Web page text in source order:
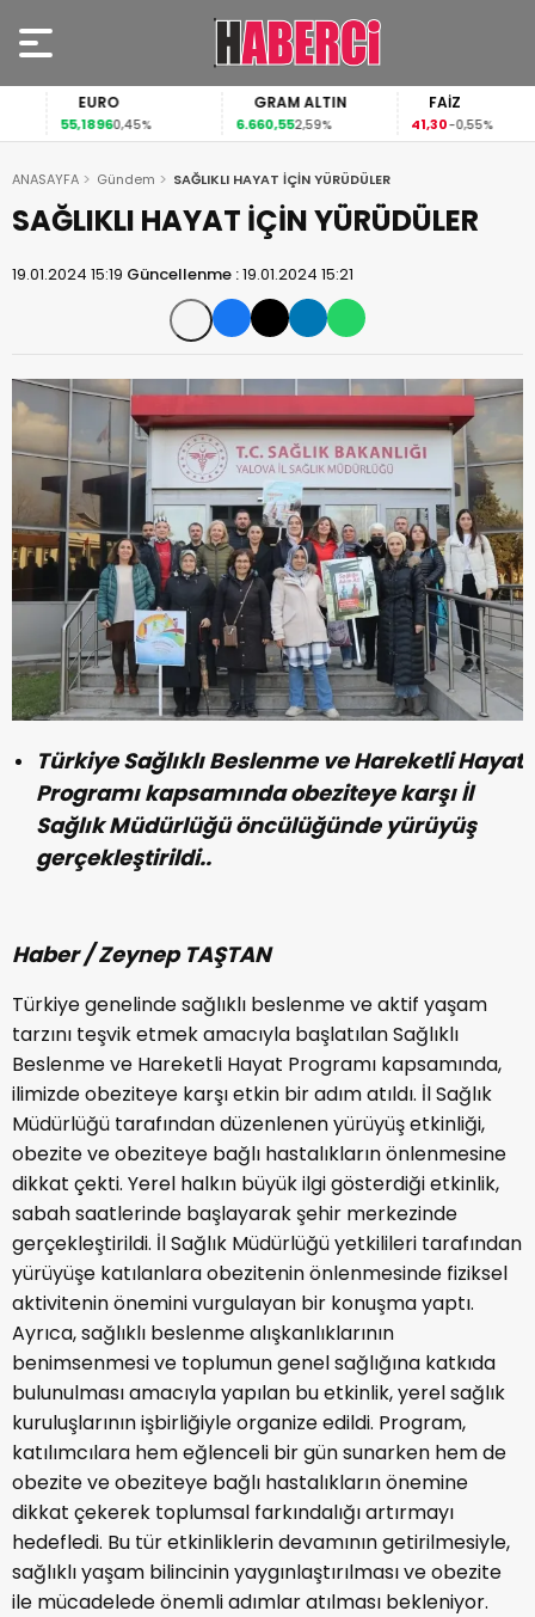
EURO
55,18960,45%
GRAM ALTIN
6.660,552,59%
FAİZ
41,30-0,55%
ANASAYFA Gündem SAĞLIKLI HAYAT İÇİN YÜRÜDÜLER
SAĞLIKLI HAYAT İÇİN YÜRÜDÜLER
19.01.2024 15:19 Güncellenme :19.01.2024 15:21
Türkiye Sağlıklı Beslenme ve Hareketli Hayat
Programı kapsamında obeziteye karşı İl
Sağlık Müdürlüğü öncülüğünde yürüyüş
gerçekleştirildi..
Haber / Zeynep TAŞTAN
Türkiye genelinde sağlıklı beslenme ve aktif yaşam
tarzını teşvik etmek amacıyla başlatılan Sağlıklı
Beslenme ve Hareketli Hayat Programı kapsamında,
ilimizde obeziteye karşı etkin bir adım atıldı. İl Sağlık
Müdürlüğü tarafından düzenlenen yürüyüş etkinliği,
obezite ve obeziteye bağlı hastalıkların önlenmesine
dikkat çekti. Yerel halkın büyük ilgi gösterdiği etkinlik,
sabah saatlerinde başlayarak şehir merkezinde
gerçekleştirildi. İl Sağlık Müdürlüğü yetkilileri tarafından
yürüyüşe katılanlara obezitenin önlenmesinde fiziksel
aktivitenin önemini vurgulayan bir konuşma yaptı.
Ayrıca, sağlıklı beslenme alışkanlıklarının
benimsenmesi ve toplumun genel sağlığına katkıda
bulunulması amacıyla yapılan bu etkinlik, yerel sağlık
kuruluşlarının işbirliğiyle organize edildi. Program,
katılımcılara hem eğlenceli bir gün sunarken hem de
obezite ve obeziteye bağlı hastalıkların önemine
dikkat çekerek toplumsal farkındalığı artırmayı
hedefledi. Bu tür etkinliklerin devamının getirilmesiyle,
sağlıklı yaşam bilincinin yaygınlaştırılması ve obezite
ile mücadelede önemli adımlar atılması bekleniyor.